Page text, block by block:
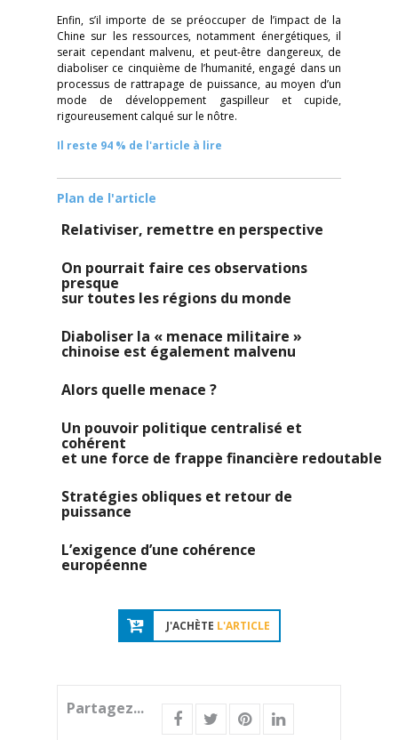
Enfin, s’il importe de se préoccuper de l’impact de la
Chine sur les ressources, notamment énergétiques, il
serait cependant malvenu, et peut-être dangereux, de
diaboliser ce cinquième de l’humanité, engagé dans un
processus de rattrapage de puissance, au moyen d’un
mode de développement gaspilleur et cupide,
rigoureusement calqué sur le nôtre.
Il reste 94 % de l'article à lire
Plan de l'article
Relativiser, remettre en perspective
On pourrait faire ces observations
presque
sur toutes les régions du monde
Diaboliser la « menace militaire »
chinoise est également malvenu
Alors quelle menace ?
Un pouvoir politique centralisé et
cohérent
et une force de frappe financière redoutable
Stratégies obliques et retour de
puissance
L’exigence d’une cohérence
européenne
J'ACHÈTE L'ARTICLE
Partagez...